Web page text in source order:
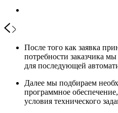
После того как заявка
потребности заказчика
для последующей
Далее мы подбираем
программное
условия технического